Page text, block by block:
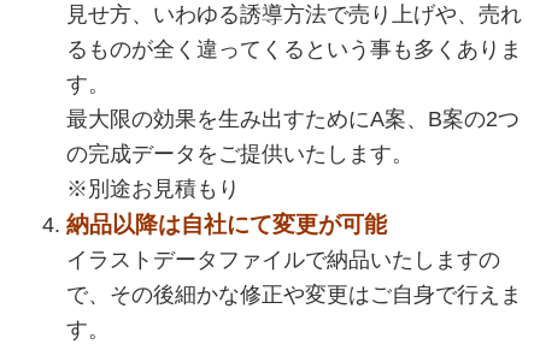
見せ方、いわゆる誘導方法で売り上げや、売れ
るものが全く違ってくるという事も多くありま
す。
最大限の効果を生み出すためにA案、B案の2つ
の完成データをご提供いたします。
※別途お見積もり
納品以降は自社にて変更が可能
イラストデータファイルで納品いたしますの
で、その後細かな修正や変更はご自身で行えま
す。